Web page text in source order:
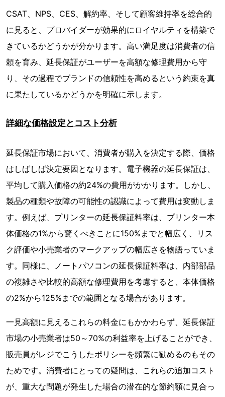
CSAT、NPS、CES、解約率、そして顧客維持率を総合的
に見ると、プロバイダーが効果的にロイヤルティを構築で
きているかどうかが分かります。高い満足度は消費者の信
頼を育み、延長保証がユーザーを高額な修理費用から守
り、その過程でブランドの信頼性を高めるという約束を真
に果たしているかどうかを明確に示します。
詳細な価格設定とコスト分析
延長保証市場において、消費者が購入を決定する際、価格
はしばしば決定要因となります。電子機器の延長保証は、
平均して購入価格の約24%の費用がかかります。しかし、
製品の種類や故障の可能性の認識によって費用は変動しま
す。例えば、プリンターの延長保証料率は、プリンター本
体価格の1%から驚くべきことに150%までと幅広く、リス
ク評価や小売業者のマークアップの幅広さを物語っていま
す。同様に、ノートパソコンの延長保証料率は、内部部品
の複雑さや比較的高額な修理費用を考慮すると、本体価格
の2%から125%までの範囲となる場合があります。
一見高額に見えるこれらの料金にもかかわらず、延長保証
市場の小売業者は50～70%の利益率を上げることができ、
販売員がレジでこうしたポリシーを頻繁に勧めるのもその
ためです。消費者にとっての疑問は、これらの追加コスト
が、重大な問題が発生した場合の潜在的な節約額に見合っ